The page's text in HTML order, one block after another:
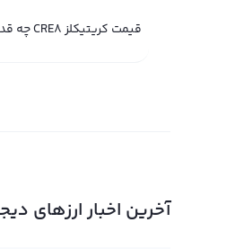
ای کریتیکلز نشان
نمودار کریتیکلز (CRE8)
قیمت کریتیکلز CRE8 چه قدر است و از کجا می‌توانم مشاهده کنم؟
آخرین اخبار ارزهای